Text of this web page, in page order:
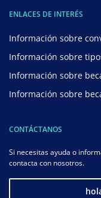
ENLACES DE INTERÉS
Información sobre
Información sobre
Información sobre
Información sobre
CONTÁCTANOS
Si necesitas ayuda o
contacta con nosotros.